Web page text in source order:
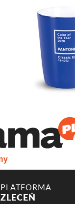
PLATFORMA
ZLECEŃ